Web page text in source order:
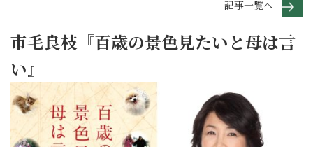
記事一覧へ
市毛良枝『百歳の景色見たいと母は言
い』